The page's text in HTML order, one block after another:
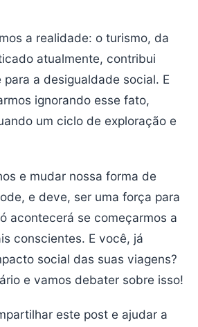
a realidade: o turismo, da
atualmente, contribui
a desigualdade social. E
ignorando esse fato,
um ciclo de exploração e
e mudar nossa forma de
e deve, ser uma força para
acontecerá se começarmos a
conscientes. E você, já
social das suas viagens?
e vamos debater sobre isso!
este post e ajudar a